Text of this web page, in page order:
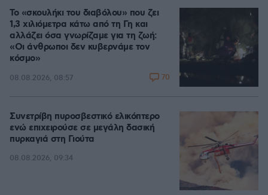
Το «σκουλήκι του διαβόλου» που ζει
1,3 χιλιόμετρα κάτω από τη Γη και
αλλάζει όσα γνωρίζαμε για τη ζωή:
«Οι άνθρωποι δεν κυβερνάμε τον
κόσμο»
08.08.2026, 08:57 70
Συνετρίβη πυροσβεστικό ελικόπτερο
ενώ επιχειρούσε σε μεγάλη δασική
πυρκαγιά στη Γιούτα
08.08.2026, 09:34